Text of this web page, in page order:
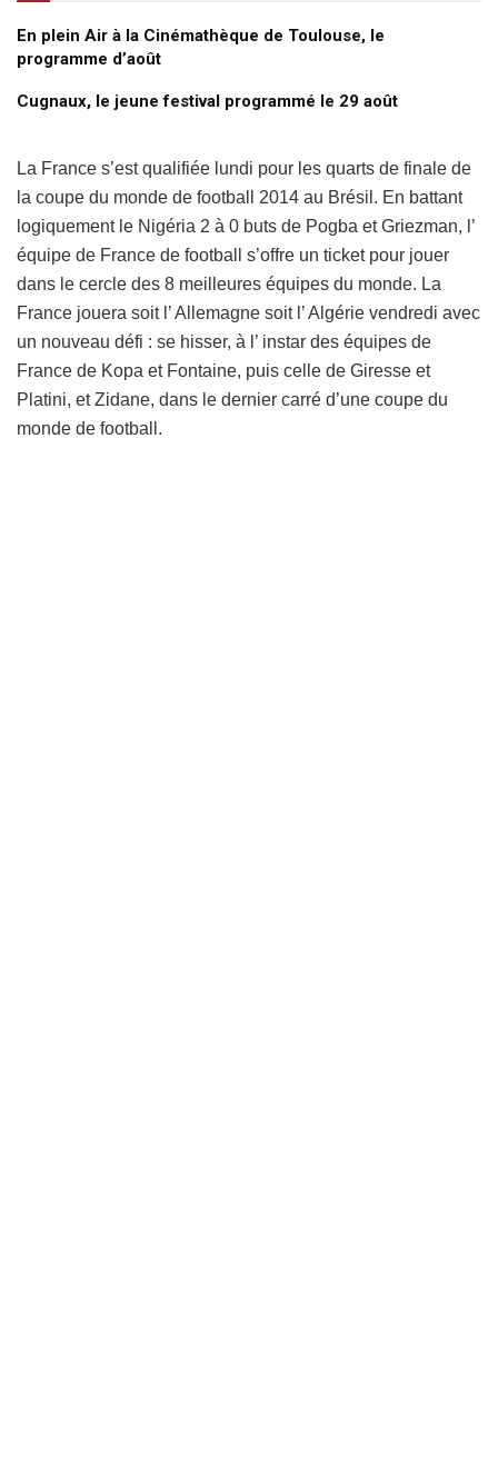
En plein Air à la Cinémathèque de Toulouse, le
programme d’août
Cugnaux, le jeune festival programmé le 29 août
La France s’est qualifiée lundi pour les quarts de finale de
la coupe du monde de football 2014 au Brésil. En battant
logiquement le Nigéria 2 à 0 buts de Pogba et Griezman, l’
équipe de France de football s’offre un ticket pour jouer
dans le cercle des 8 meilleures équipes du monde. La
France jouera soit l’ Allemagne soit l’ Algérie vendredi avec
un nouveau défi : se hisser, à l’ instar des équipes de
France de Kopa et Fontaine, puis celle de Giresse et
Platini, et Zidane, dans le dernier carré d’une coupe du
monde de football.